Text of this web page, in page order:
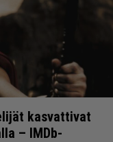
kasvattivat
– IMDb-